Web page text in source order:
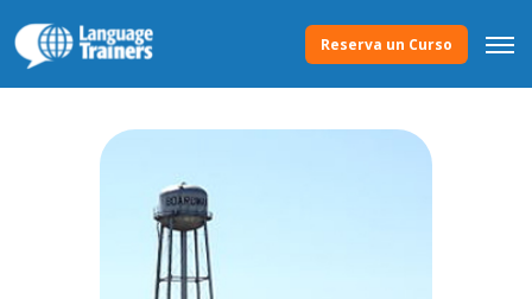
Reserva un Curso